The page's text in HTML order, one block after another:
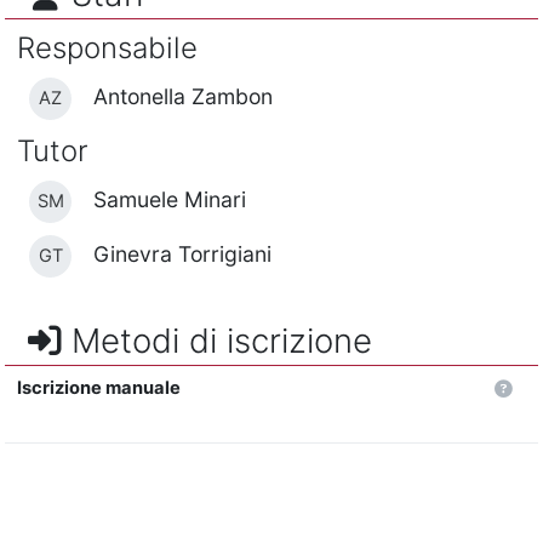
Responsabile
AZ Antonella Zambon
Tutor
SM Samuele Minari
GT Ginevra Torrigiani
Metodi di iscrizione
Iscrizione manuale